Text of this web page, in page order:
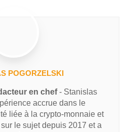
POGORZELSKI
en chef- Stanislas
accrue dans le
liée à la crypto-monnaie et
le sujet depuis 2017 et a